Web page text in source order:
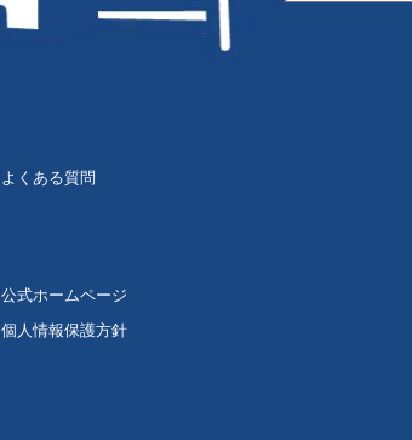
よくある質問
公式ホームページ
個人情報保護方針